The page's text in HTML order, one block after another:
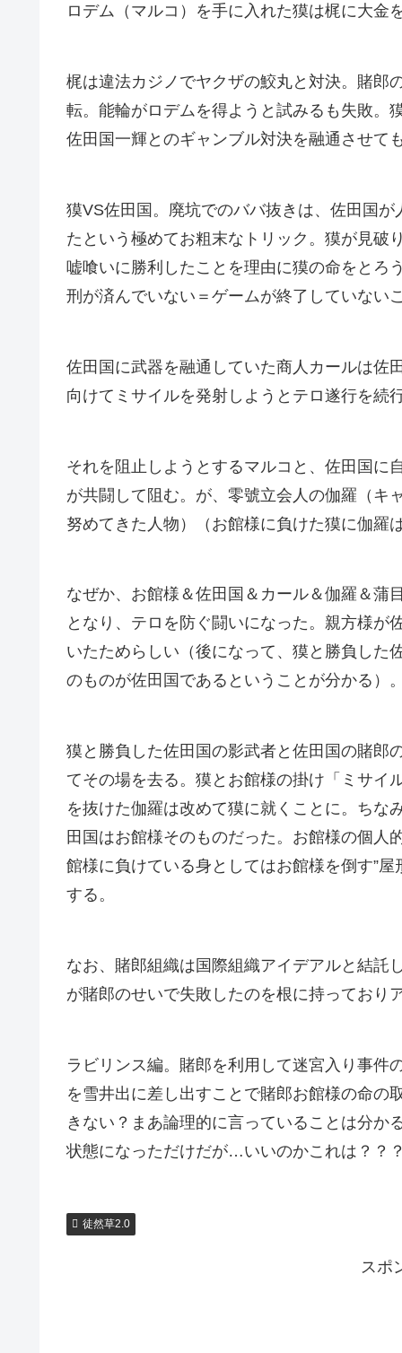
ロデム（マルコ）を手に入れた獏は梶に大金
梶は違法カジノでヤクザの鮫丸と対決。賭
転。能輪がロデムを得ようと試みるも失敗。
佐田国一輝とのギャンブル対決を融通させて
獏VS佐田国。廃坑でのババ抜きは、佐田国
たという極めてお粗末なトリック。獏が見
嘘喰いに勝利したことを理由に獏の命をと
刑が済んでいない＝ゲームが終了していない
佐田国に武器を融通していた商人カールは佐
向けてミサイルを発射しようとテロ遂行を続行
それを阻止しようとするマルコと、佐田国に
が共闘して阻む。が、零號立会人の伽羅（キ
努めてきた人物）（お館様に負けた獏に伽羅
なぜか、お館様＆佐田国＆カール＆伽羅＆蒲
となり、テロを防ぐ闘いになった。親方様が
いたためらしい（後になって、獏と勝負した
のものが佐田国であるということが分かる）。
獏と勝負した佐田国の影武者と佐田国の賭郎
てその場を去る。獏とお館様の掛け「ミサイ
を抜けた伽羅は改めて獏に就くことに。ちな
田国はお館様そのものだった。お館様の個人
館様に負けている身としてはお館様を倒す”
する。
なお、賭郎組織は国際組織アイデアルと結託
が賭郎のせいで失敗したのを根に持っており
ラビリンス編。賭郎を利用して迷宮入り事件
を雪井出に差し出すことで賭郎お館様の命
きない？まあ論理的に言っていることは分か
状態になっただけだが…いいのかこれは？？
徒然草2.0
スポ